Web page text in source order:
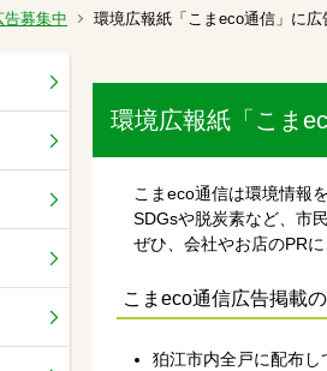
告募集中 環境広報紙「こまeco通信」に
環境広報紙「こま
こまeco通信は環境情報
SDGsや脱炭素など、市
ぜひ、会社やお店のPRに
こまeco通信広告掲載
狛江市内全戸に配布し